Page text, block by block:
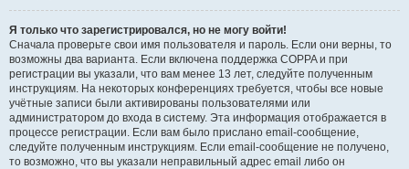
Я только что зарегистрировался, но не могу войти!
Сначала проверьте свои имя пользователя и пароль. Если они верны, то
возможны два варианта. Если включена поддержка COPPA и при
регистрации вы указали, что вам менее 13 лет, следуйте полученным
инструкциям. На некоторых конференциях требуется, чтобы все новые
учётные записи были активированы пользователями или
администратором до входа в систему. Эта информация отображается в
процессе регистрации. Если вам было прислано email-сообщение,
следуйте полученным инструкциям. Если email-сообщение не получено,
то возможно, что вы указали неправильный адрес email либо он